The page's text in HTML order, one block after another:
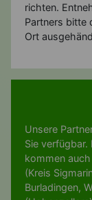
richten.
Partners bitte
Ort
Unsere
Sie
kommen
(Kreis
Burladingen,